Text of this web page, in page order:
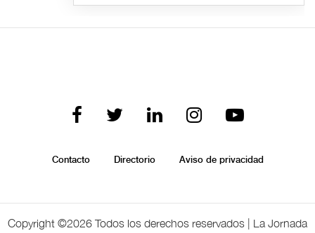
Contacto Directorio Aviso de privacidad
Copyright ©2026 Todos los derechos reservados | La Jornada